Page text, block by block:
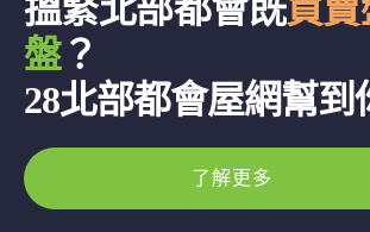
搵緊北部都會既買賣
盤？
28北部都會屋網幫到
了解更多